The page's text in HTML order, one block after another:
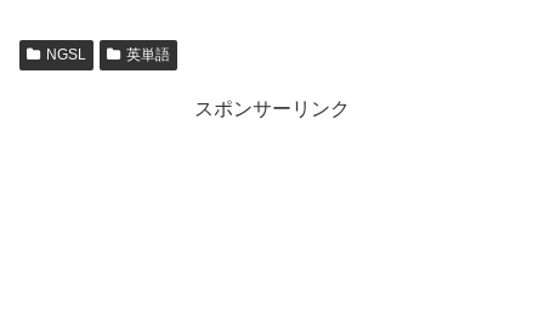
NGSL 英単語
スポンサーリンク